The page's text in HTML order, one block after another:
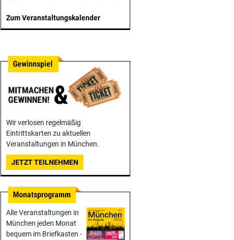
Zum Veranstaltungskalender
Wir verlosen regelmäßig
Eintrittskarten zu aktuellen
Veranstaltungen in München.
JETZT TEILNEHMEN
Alle Veranstaltungen in
München jeden Monat
bequem im Briefkasten -